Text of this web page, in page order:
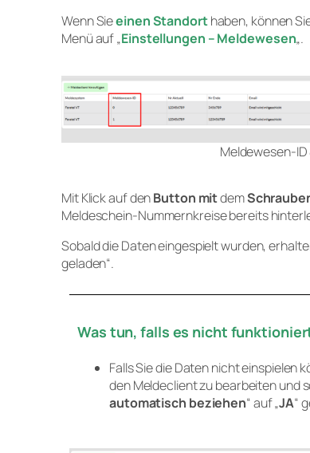
Wenn Sieeinen Standorthaben, können
Menü auf „Einstellungen – Meldewesen„.
Meldewesen-
Mit Klick auf denButton mitdem
Meldeschein-Nummernkreise bereits
Sobald die Daten eingespielt wurden,
geladen“.
Was tun, falls es nicht
Falls Sie die Daten nicht einspielen
den Meldeclient zu bearbeiten und
automatisch beziehen“ auf „JA“